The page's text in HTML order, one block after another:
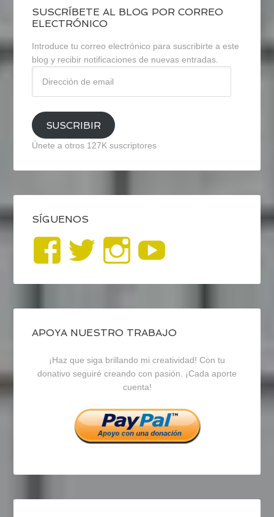
SUSCRÍBETE AL BLOG POR CORREO
ELECTRÓNICO
Introduce tu correo electrónico para suscribirte a este
blog y recibir notificaciones de nuevas entradas.
email
SUSCRIBIR
Únete a otros 127K suscriptores
SÍGUENOS
Ver
perfil
de
blogrecursosep
en
Facebook
Ver
perfil
de
recursosep
en
Twitter
Ver
perfil
de
recursosep
en
Instagram
APOYA NUESTRO TRABAJO
¡Haz que siga brillando mi creatividad! Con tu
donativo seguiré creando con pasión. ¡Cada aporte
cuenta!